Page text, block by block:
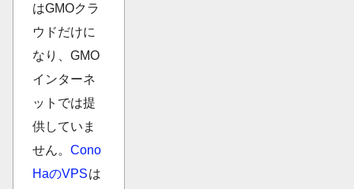
はGMOクラ
ウドだけに
なり、GMO
インターネ
ットでは提
供していま
せん。 Cono
HaのVPSは